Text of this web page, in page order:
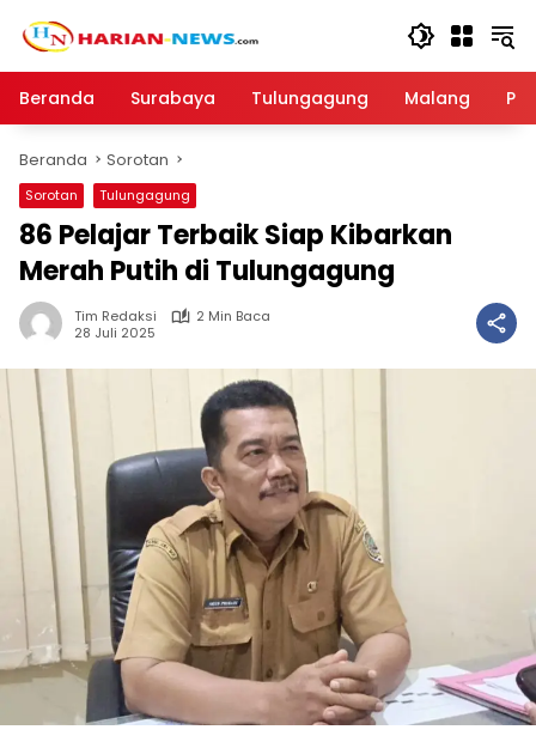
Beranda
Surabaya Tulungagung Malang
Beranda Sorotan
Sorotan Tulungagung
86 Pelajar Terbaik Siap Kibarkan
Merah Putih di Tulungagung
Tim Redaksi
2 Min Baca
28 Juli 2025